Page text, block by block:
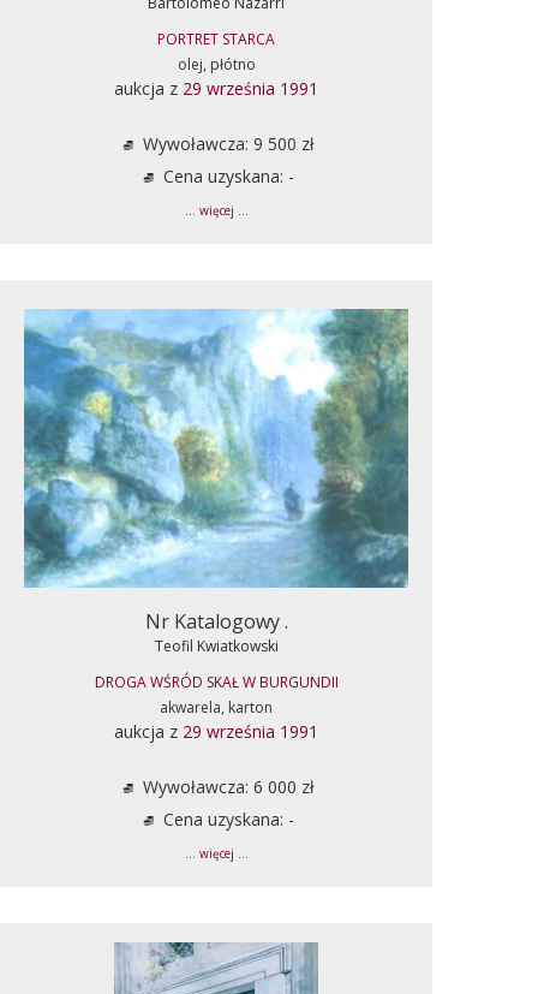
PORTRET STARCA
olej, płótno
aukcja z 29 września 1991
Wywoławcza: 9 500 zł
Cena uzyskana: -
... więcej ...
Nr Katalogowy .
Teofil Kwiatkowski
DROGA WŚRÓD SKAŁ W BURGUNDII
akwarela, karton
aukcja z 29 września 1991
Wywoławcza: 6 000 zł
Cena uzyskana: -
... więcej ...